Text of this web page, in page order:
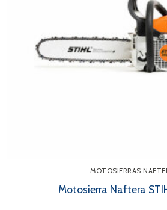
MOTOSIERRAS
Motosierra Naftera